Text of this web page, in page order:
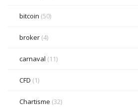
bitcoin (50)
broker (4)
carnaval (11)
CFD (1)
Chartisme (32)